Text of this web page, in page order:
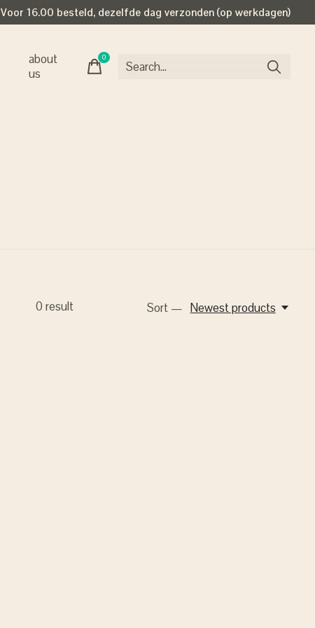
Voor 16.00 besteld, dezelfde dag verzonden (op werkdagen)
about
us
0items
0 result Sort — Newest products